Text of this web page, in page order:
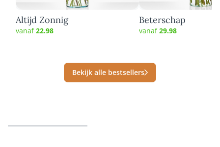
Altijd Zonnig
vanaf22.98
Beterschap
vanaf29.98
Bekijk alle bestsellers